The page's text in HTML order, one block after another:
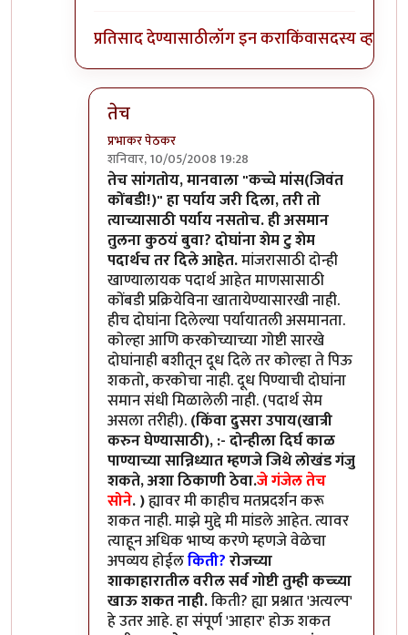
प्रतिसाद देण्यासाठीलॉग इन कराकिंवासदस्य व्हा
तेच
प्रभाकर पेठकर
शनिवार, 10/05/2008 19:28
In reply toमग ही घ्या उत्तरंbyमन
तेच सांगतोय, मानवाला "कच्चे मांस(जिवंत
कोंबडी!)" हा पर्याय जरी दिला, तरी तो
त्याच्यासाठी पर्याय नसतोच. ही असमान
तुलना कुठयं बुवा? दोघांना शेम टु शेम
पदार्थच तर दिले आहेत.मांजरासाठी दोन्ही
खाण्यालायक पदार्थ आहेत माणसासाठी
कोंबडी प्रक्रियेविना खातायेण्यासारखी नाही.
हीच दोघांना दिलेल्या पर्यायातली असमानता.
कोल्हा आणि करकोच्याच्या गोष्टी सारखे
दोघांनाही बशीतून दूध दिले तर कोल्हा ते पिऊ
शकतो, करकोचा नाही. दूध पिण्याची दोघांना
समान संधी मिळालेली नाही. (पदार्थ सेम
असला तरीही).(किंवा दुसरा उपाय(खात्री
करुन घेण्यासाठी), :- दोन्हीला दिर्घ काळ
पाण्याच्या सान्निध्यात म्हणजे जिथे लोखंड गंजु
शकते, अशा ठिकाणी ठेवा.जे गंजेल तेच
सोने. )ह्यावर मी काहीच मतप्रदर्शन करू
शकत नाही. माझे मुद्दे मी मांडले आहेत. त्यावर
त्याहून अधिक भाष्य करणे म्हणजे वेळेचा
अपव्यय होईलकिती?रोजच्या
शाकाहारातील वरील सर्व गोष्टी तुम्ही कच्च्या
खाऊ शकत नाही.किती? ह्या प्रश्नात 'अत्यल्प'
हे उतर आहे. हा संपूर्ण 'आहार' होऊ शकत